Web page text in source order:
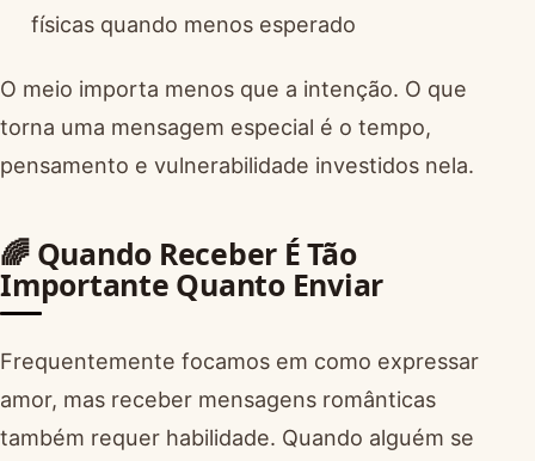
físicas quando menos esperado
O meio importa menos que a intenção. O que
torna uma mensagem especial é o tempo,
pensamento e vulnerabilidade investidos nela.
🌈 Quando Receber É Tão
Importante Quanto Enviar
Frequentemente focamos em como expressar
amor, mas receber mensagens românticas
também requer habilidade. Quando alguém se